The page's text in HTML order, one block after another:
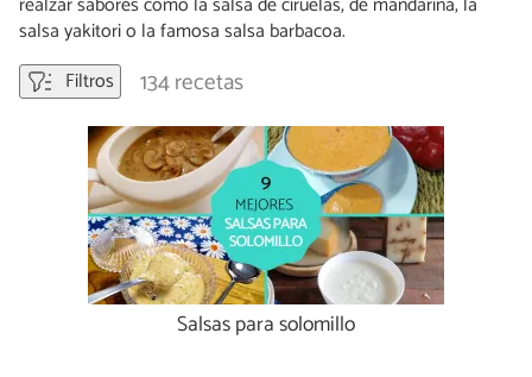
salsa yakitori o la famosa salsa barbacoa.
Filtros
134 recetas
Salsas para solomillo